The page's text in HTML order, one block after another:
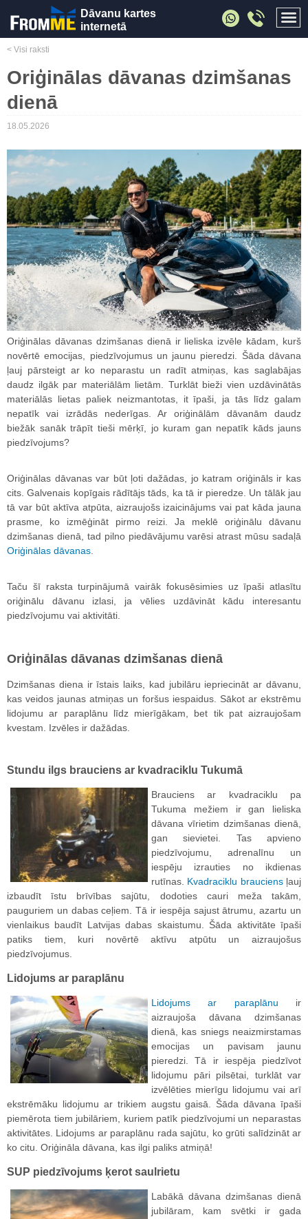
Dāvanu kartes
internetā
< Visi raksti
Oriģinālas dāvanas dzimšanas
dienā
18.05.2026
Oriģinālas dāvanas dzimšanas dienā ir lieliska izvēle kādam, kurš
novērtē emocijas, piedzīvojumus un jaunu pieredzi. Šāda dāvana
ļauj pārsteigt ar ko neparastu un radīt atmiņas, kas saglabājas
daudz ilgāk par materiālām lietām. Turklāt bieži vien uzdāvinātās
materiālās lietas paliek neizmantotas, it īpaši, ja tās līdz galam
nepatīk vai izrādās nederīgas. Ar oriģinālām dāvanām daudz
biežāk sanāk trāpīt tieši mērķī, jo kuram gan nepatīk kāds jauns
piedzīvojums?
Oriģinālas dāvanas var būt ļoti dažādas, jo katram oriģināls ir kas
cits. Galvenais kopīgais rādītājs tāds, ka tā ir pieredze. Un tālāk jau
tā var būt aktīva atpūta, aizraujošs izaicinājums vai pat kāda jauna
prasme, ko izmēģināt pirmo reizi. Ja meklē oriģinālu dāvanu
dzimšanas dienā, tad pilno piedāvājumu varēsi atrast mūsu sadaļā
Oriģinālas dāvanas.
Taču šī raksta turpinājumā vairāk fokusēsimies uz īpaši atlasītu
oriģinālu dāvanu izlasi, ja vēlies uzdāvināt kādu interesantu
piedzīvojumu vai aktivitāti.
Oriģinālas dāvanas dzimšanas dienā
Dzimšanas diena ir īstais laiks, kad jubilāru iepriecināt ar dāvanu,
kas veidos jaunas atmiņas un foršus iespaidus. Sākot ar ekstrēmu
lidojumu ar paraplānu līdz mierīgākam, bet tik pat aizraujošam
kvestam. Izvēles ir dažādas.
Stundu ilgs brauciens ar kvadraciklu Tukumā
Brauciens ar kvadraciklu pa
Tukuma mežiem ir gan lieliska
dāvana vīrietim dzimšanas dienā,
gan sievietei. Tas apvieno
piedzīvojumu, adrenalīnu un
iespēju izrauties no ikdienas
rutīnas. Kvadraciklu brauciensļauj
izbaudīt īstu brīvības sajūtu, dodoties cauri meža takām,
pauguriem un dabas ceļiem. Tā ir iespēja sajust ātrumu, azartu un
vienlaikus baudīt Latvijas dabas skaistumu. Šāda aktivitāte īpaši
patiks tiem, kuri novērtē aktīvu atpūtu un aizraujošus
piedzīvojumus.
Lidojums ar paraplānu
Lidojums ar paraplānu ir
aizraujoša dāvana dzimšanas
dienā, kas sniegs neaizmirstamas
emocijas un pavisam jaunu
pieredzi. Tā ir iespēja piedzīvot
lidojumu pāri pilsētai, turklāt var
izvēlēties mierīgu lidojumu vai arī
ekstrēmāku lidojumu ar trikiem augstu gaisā. Šāda dāvana īpaši
piemērota tiem jubilāriem, kuriem patīk piedzīvojumi un neparastas
aktivitātes. Lidojums ar paraplānu rada sajūtu, ko grūti salīdzināt ar
ko citu. Oriģināla dāvana, kas ilgi paliks atmiņā!
SUP piedzīvojums ķerot saulrietu
Labākā dāvana dzimšanas dienā
jubilāram, kam svētki ir gada